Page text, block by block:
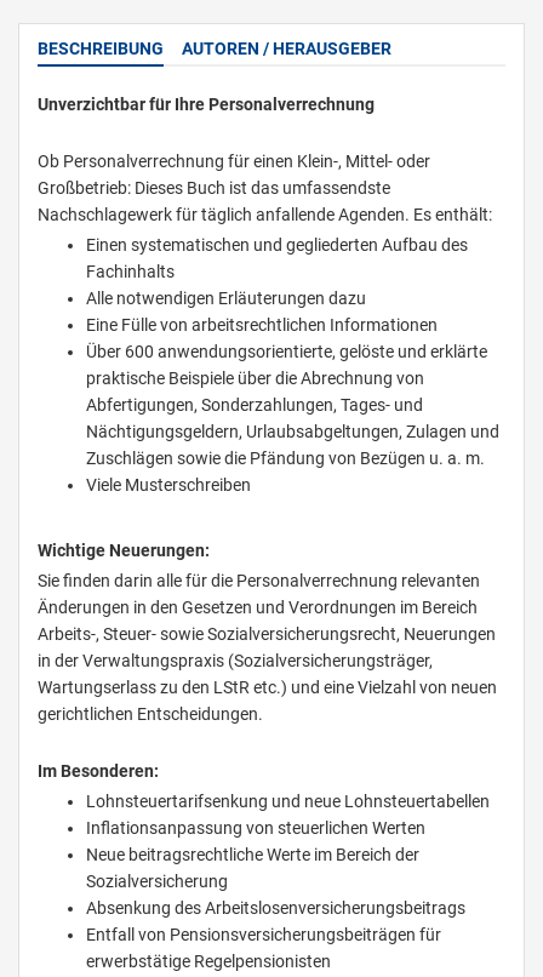
BESCHREIBUNG AUTOREN / HERAUSGEBER
Unverzichtbar für Ihre Personalverrechnung
Ob Personalverrechnung für einen Klein-, Mittel- oder
Großbetrieb: Dieses Buch ist das umfassendste
Nachschlagewerk für täglich anfallende Agenden. Es enthält:
Einen systematischen und gegliederten Aufbau des
Fachinhalts
Alle notwendigen Erläuterungen dazu
Eine Fülle von arbeitsrechtlichen Informationen
Über 600 anwendungsorientierte, gelöste und erklärte
praktische Beispiele über die Abrechnung von
Abfertigungen, Sonderzahlungen, Tages- und
Nächtigungsgeldern, Urlaubsabgeltungen, Zulagen und
Zuschlägen sowie die Pfändung von Bezügen u. a. m.
Viele Musterschreiben
Wichtige Neuerungen:
Sie finden darin alle für die Personalverrechnung relevanten
Änderungen in den Gesetzen und Verordnungen im Bereich
Arbeits-, Steuer- sowie Sozialversicherungsrecht, Neuerungen
in der Verwaltungspraxis (Sozialversicherungsträger,
Wartungserlass zu den LStR etc.) und eine Vielzahl von neuen
gerichtlichen Entscheidungen.
Im Besonderen:
Lohnsteuertarifsenkung und neue Lohnsteuertabellen
Inflationsanpassung von steuerlichen Werten
Neue beitragsrechtliche Werte im Bereich der
Sozialversicherung
Absenkung des Arbeitslosenversicherungsbeitrags
Entfall von Pensionsversicherungsbeiträgen für
erwerbstätige Regelpensionisten